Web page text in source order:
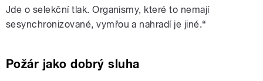
Jde o selekční tlak. Organismy, které to nemají
sesynchronizované, vymřou a nahradí je jiné.“
Požár jako dobrý sluha